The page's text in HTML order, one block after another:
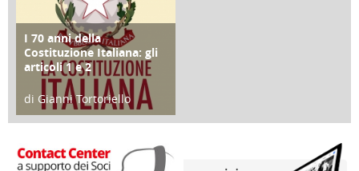
FOCUS
I 70 anni della
Costituzione Italiana: gli
articoli 1 e 2
di Gianni Tortoriello
17 Marzo 2018